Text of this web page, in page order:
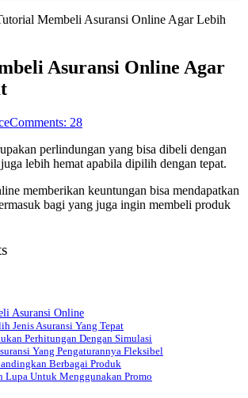
Membeli Asuransi Online Agar Lebih
Asuransi Online Agar
Comments: 28
perlindungan yang bisa dibeli dengan
lebih hemat apabila dipilih dengan tepat.
memberikan keuntungan bisa mendapatkan
bagi yang juga ingin membeli produk
Asuransi Online
Jenis Asuransi Yang Tepat
Perhitungan Dengan Simulasi
Yang Pengaturannya Fleksibel
Berbagai Produk
Lupa Untuk Menggunakan Promo